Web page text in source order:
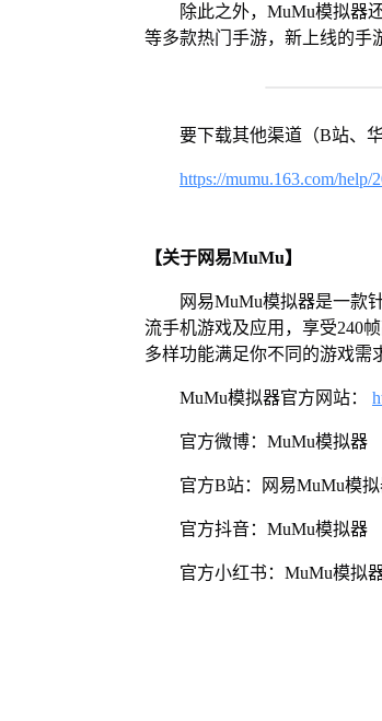
除此之外，MuMu模拟器
等多款热门手游，新上线的手
要下载其他渠道（B站、
https://mumu.163.com/help/
【关于网易MuMu】
网易MuMu模拟器是一款
流手机游戏及应用，享受240
多样功能满足你不同的游戏需
MuMu模拟器官方网站：
官方微博：MuMu模拟器
官方B站：网易MuMu模
官方抖音：MuMu模拟器
官方小红书：MuMu模拟